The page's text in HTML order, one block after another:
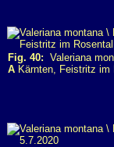
Fig. 40: Valeriana
A Kärnten, Feistritz im